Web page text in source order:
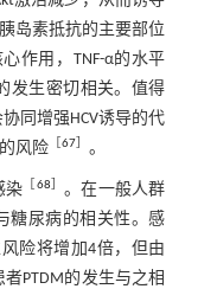
岛素抵抗的主要部位
作用，TNF-α的水平
发生密切相关。值得
同增强HCV诱导的代
风险［ 67］ 。
染 68
。在一般人群
糖尿病的相关性。感
险将增加4倍，但由
PTDM的发生与之相